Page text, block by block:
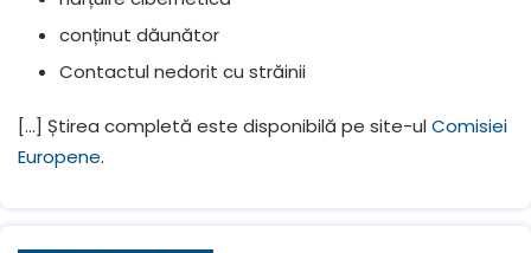
conținut dăunător
Contactul nedorit cu străinii
[…] Știrea completă este disponibilă pe site-ulComisiei
Europene.